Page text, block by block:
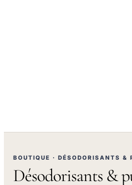
BOUTIQUE · DÉSODORISANTS &
Désodorisants &